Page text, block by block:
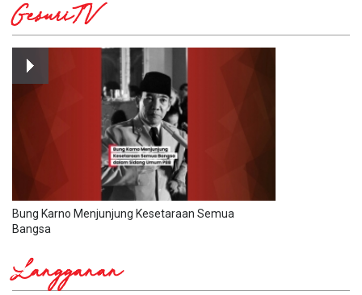
GesuriTV
Bung Karno Menjunjung Kesetaraan Semua
Bangsa
Langganan